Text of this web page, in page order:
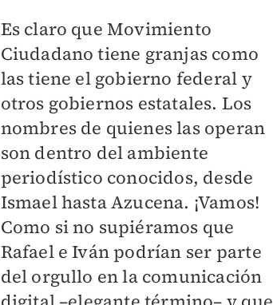
Es claro que Movimiento
Ciudadano tiene granjas como
las tiene el gobierno federal y
otros gobiernos estatales. Los
nombres de quienes las operan
son dentro del ambiente
periodístico conocidos, desde
Ismael hasta Azucena. ¡Vamos!
Como si no supiéramos que
Rafael e Iván podrían ser parte
del orgullo en la comunicación